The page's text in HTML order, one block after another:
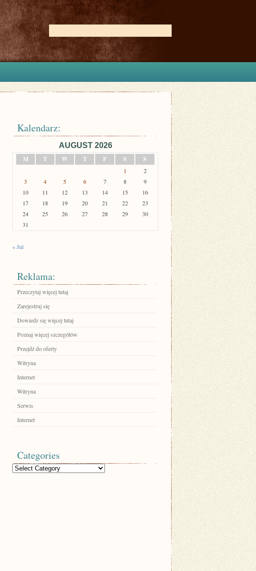
Kalendarz:
AUGUST 2026
M
T W T F S S
1
2
3
4 5 6 7 8
9
10
11 12 13 14 15
16
17
18 19 20 21 22
23
24
25 26 27 28 29
30
31
« Jul
Reklama:
Przeczytaj więcej tutaj
Zarejestruj się
Dowiedz się więcej tutaj
Poznaj więcej szczegółów
Przejdź do oferty
Witryna
Internet
Witryna
Serwis
Internet
Categories
Categories